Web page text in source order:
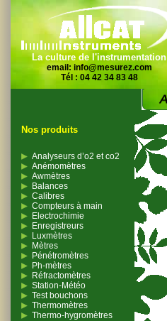
La culture de l'instrumentation
email: info@mesurez.com
Tél : 04 42 34 83 48
Nos produits
Analyseurs d’o2 et co2
Anémomètres
Awmètres
Balances
Calibres
Compteurs à main
Electrochimie
Enregistreurs
Luxmètres
Mètres
Pénétromètres
Ph-mètres
Réfractomètres
Station-Météo
Test bouchons
Thermomètres
Thermo-hygromètres